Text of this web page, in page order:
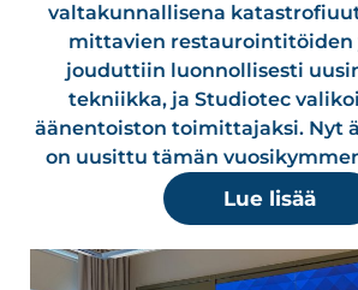
valtakunnallisena
mittavien restaurointitöiden
jouduttiin luonnollisesti
tekniikka, ja Studiotec
äänentoiston toimittajaksi. Nyt
on uusittu tämän
Lue lisää